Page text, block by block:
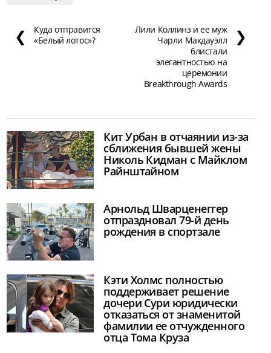
❮
Куда отправится
«Белый лотос»?
Лили Коллинз и ее муж
Чарли Макдауэлл
блистали
элегантностью на
церемонии
Breakthrough Awards
❯
Кит Урбан в отчаянии из-за
сближения бывшей жены
Николь Кидман с Майклом
Райнштайном
Арнольд Шварценеггер
отпраздновал 79-й день
рождения в спортзале
Кэти Холмс полностью
поддерживает решение
дочери Сури юридически
отказаться от знаменитой
фамилии ее отчужденного
отца Тома Круза